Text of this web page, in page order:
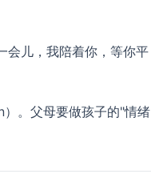
会儿，我陪着你，等你平
。父母要做孩子的"情绪